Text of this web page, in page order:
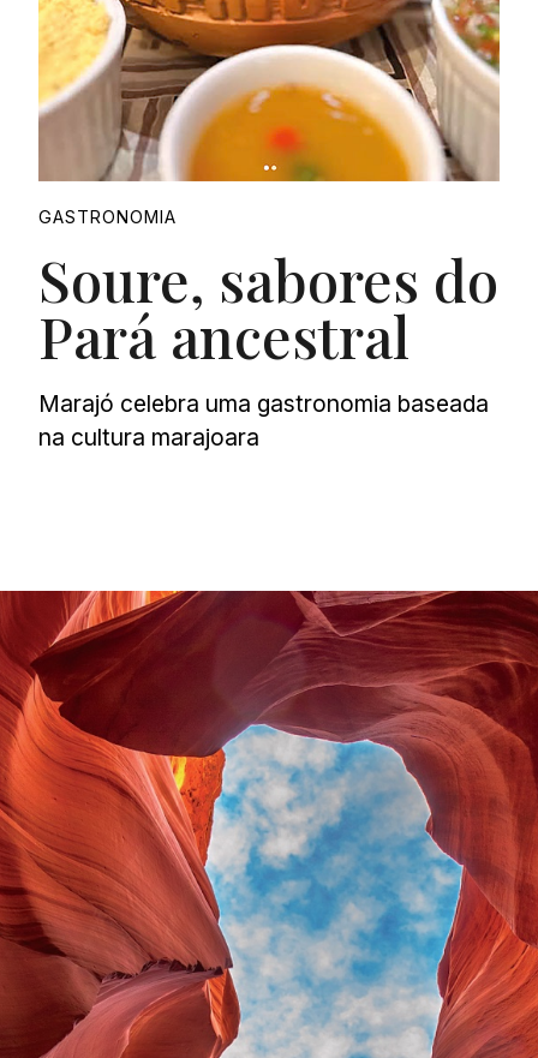
GASTRONOMIA
Soure, sabores do
Pará ancestral
Marajó celebra uma gastronomia baseada
na cultura marajoara